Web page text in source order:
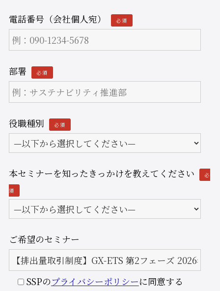
電話番号（会社個人宛） 必須
部署 必須
役職種別 必須
本セミナーを知ったきっかけを教えてください 必
須
ご希望のセミナー
SSPのプライバシーポリシーに同意する